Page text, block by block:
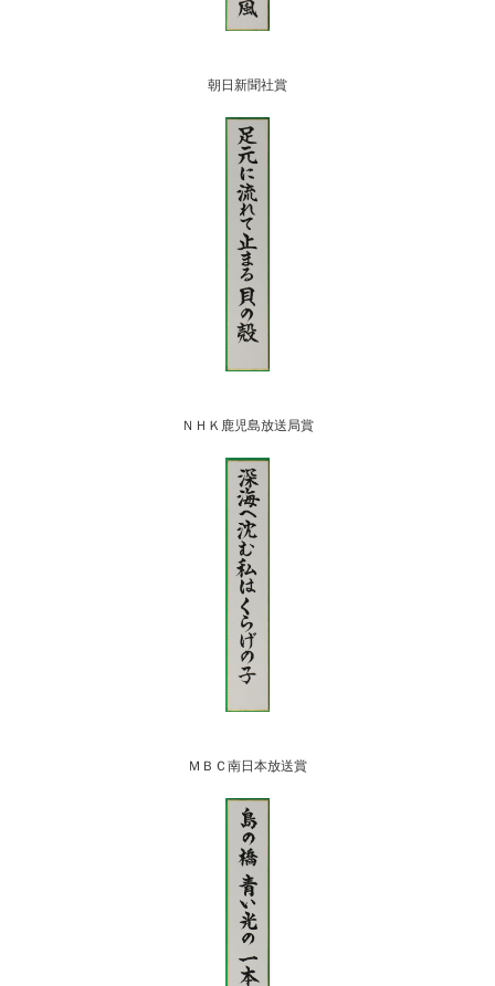
朝日新聞社賞
ＮＨＫ鹿児島放送局賞
ＭＢＣ南日本放送賞